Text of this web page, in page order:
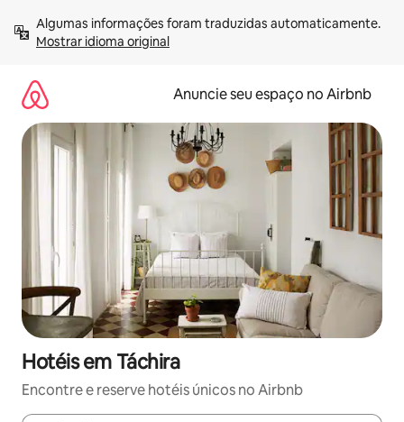
para
Mostrar idioma original
Anuncie seu espaço no Airbnb
Hotéis em Táchira
Encontre e reserve hotéis únicos no Airbnb